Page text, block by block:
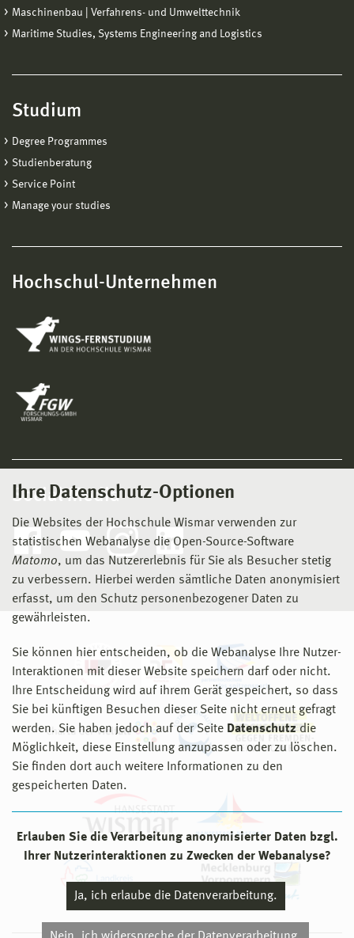
Ihre Datenschutz-Optionen
Die Websites der Hochschule Wismar verwenden zur
statistischen Webanalyse die Open-Source-Software
Matomo, um das Nutzererlebnis für Sie als Besucher stetig
zu verbessern. Hierbei werden sämtliche Daten anonymisiert
erfasst, um den Schutz personenbezogener Daten zu
gewährleisten.
Sie können hier entscheiden, ob die Webanalyse Ihre Nutzer-
Interaktionen mit dieser Website speichern darf oder nicht.
Ihre Entscheidung wird auf ihrem Gerät gespeichert, so dass
Sie bei künftigen Besuchen dieser Seite nicht erneut gefragt
werden. Sie haben jedoch auf der Seite Datenschutz die
Möglichkeit, diese Einstellung anzupassen oder zu löschen.
Sie finden dort auch weitere Informationen zu den
gespeicherten Daten.
Erlauben Sie die Verarbeitung anonymisierter Daten bzgl.
Ihrer Nutzerinteraktionen zu Zwecken der Webanalyse?
Ja, ich erlaube die Datenverarbeitung.
Maschinenbau | Verfahrens- und Umwelttechnik
Maritime Studies, Systems Engineering and Logistics
Studium
Degree Programmes
Studienberatung
Service Point
Manage your studies
Hochschul-Unternehmen
Social Media